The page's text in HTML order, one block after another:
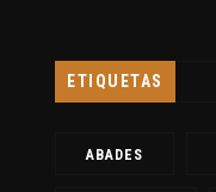
ETIQUETAS
ABADES